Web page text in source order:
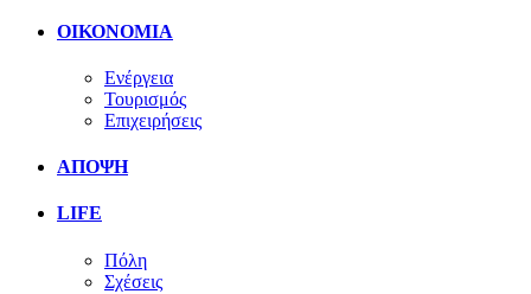
ΟΙΚΟΝΟΜΙΑ
Ενέργεια
Τουρισμός
Επιχειρήσεις
ΑΠΟΨΗ
LIFE
Πόλη
Σχέσεις